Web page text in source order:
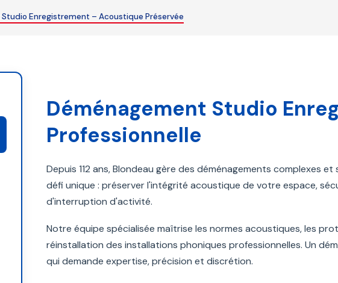
left
Enregistrement – Acoustique Préservée
Déménagement Studio
Professionnelle
Depuis 112 ans, Blondeau gère des déménagements complexes
défi unique : préserver l'intégrité acoustique de votre espace,
d'interruption d'activité.
Notre équipe spécialisée maîtrise les normes acoustiques, les
réinstallation des installations phoniques professionnelles. Un
qui demande expertise, précision et discrétion.